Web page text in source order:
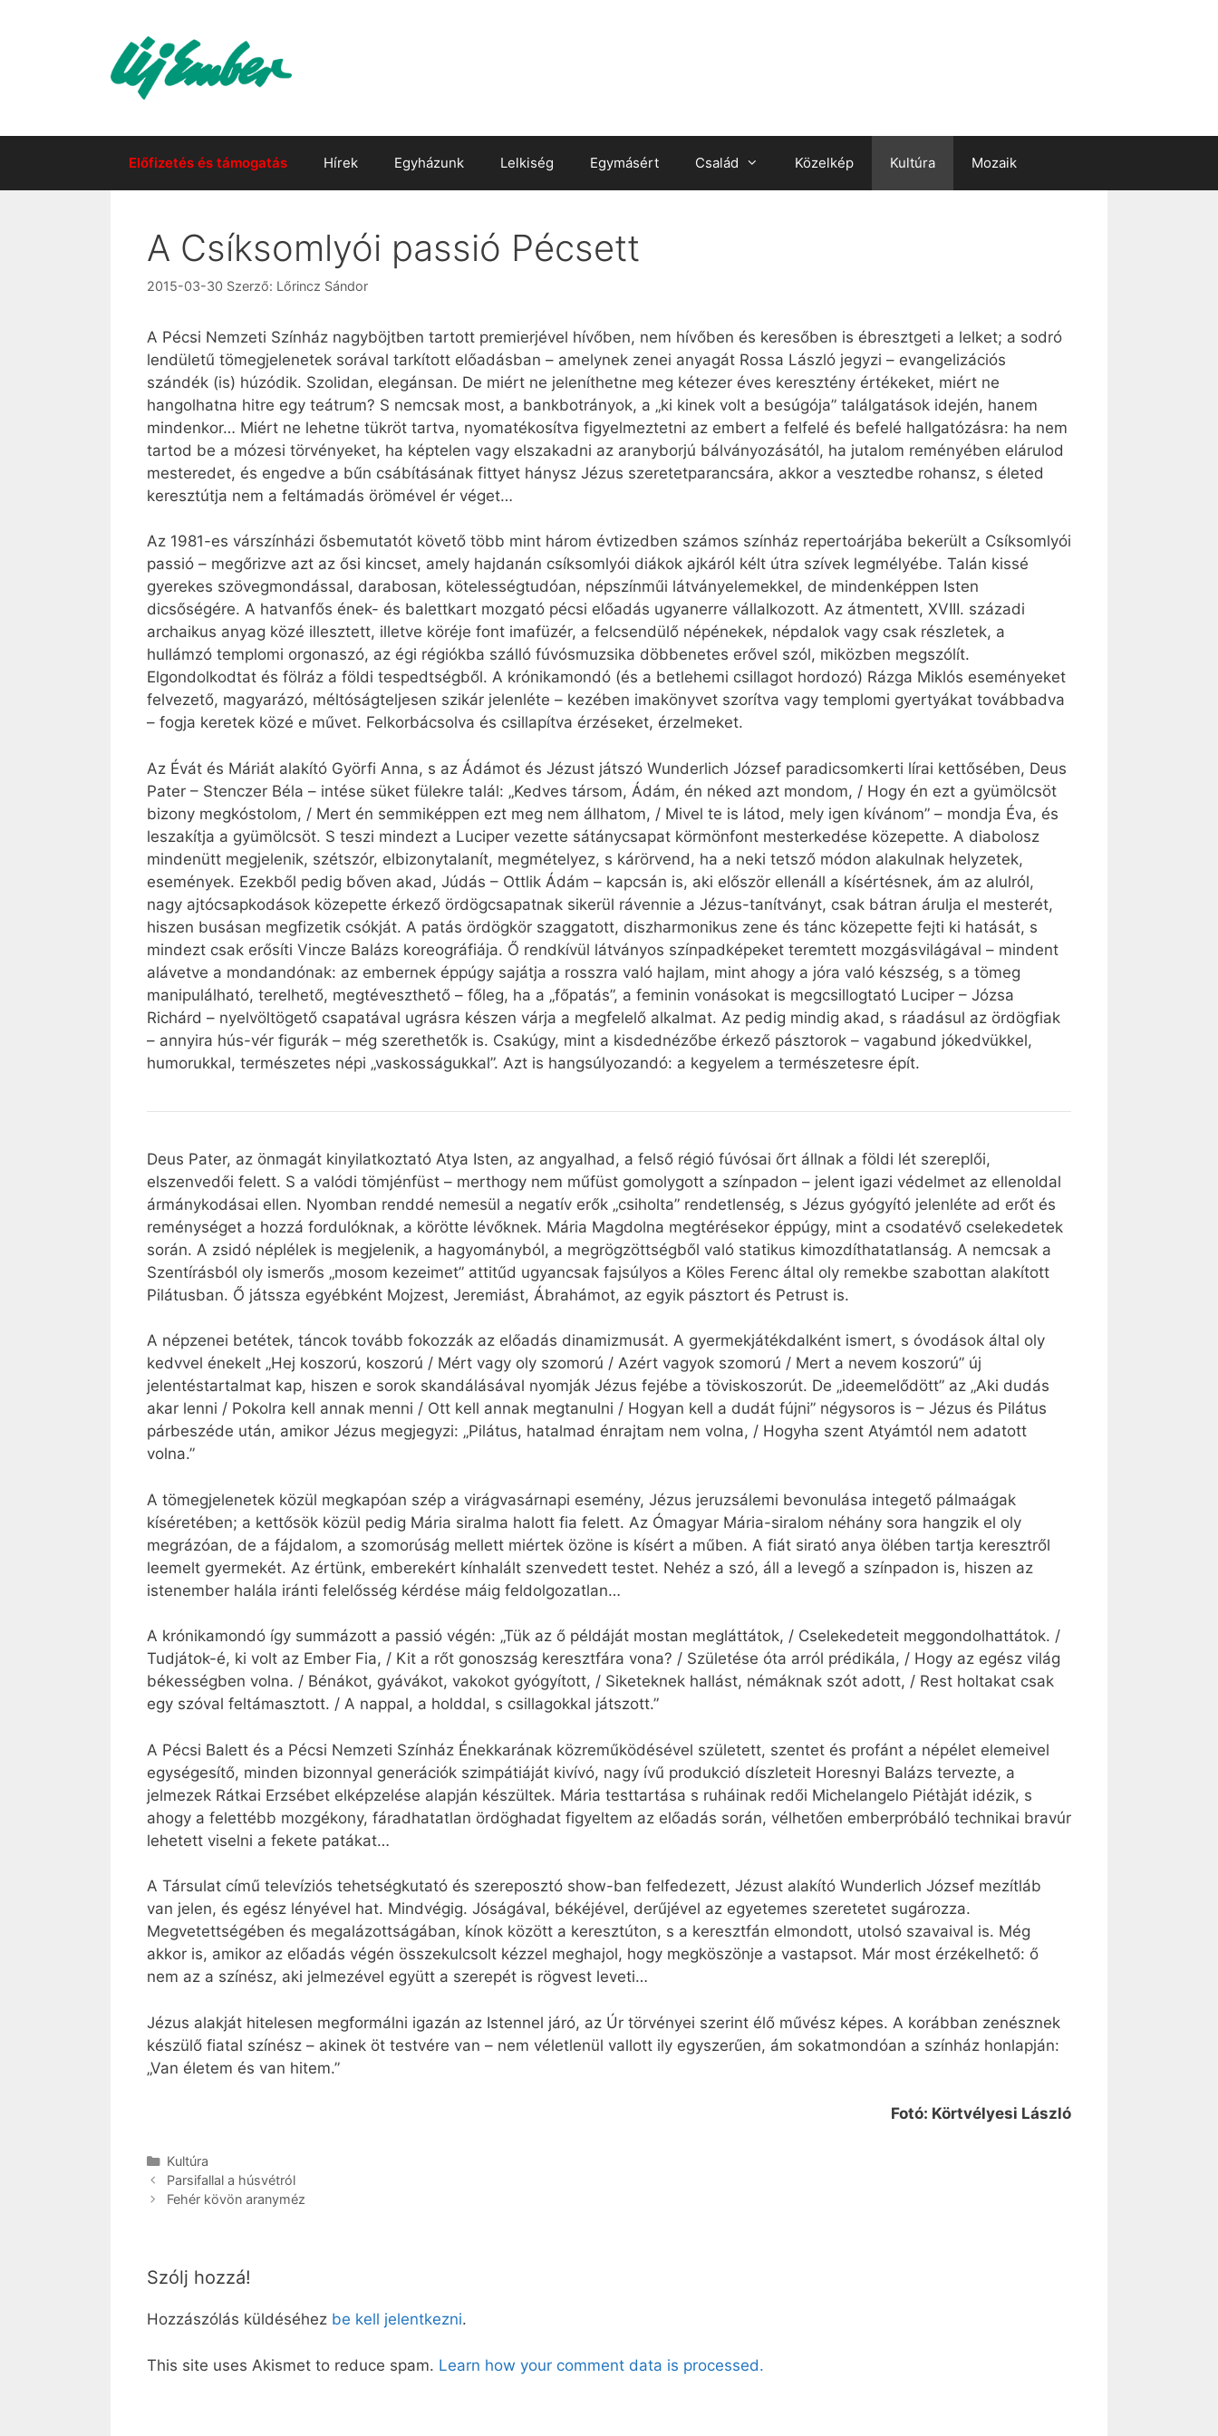
Előfizetés és támogatás Hírek Egyházunk Lelkiség Egymásért Család Közelkép Kultúra Mozaik
A Csíksomlyói passió Pécsett
2015-03-30 Szerző: Lőrincz Sándor
A Pécsi Nemzeti Színház nagyböjtben tartott premierjével hívőben, nem hívőben és keresőben is ébresztgeti a lelket; a sodró
lendületű tömegjelenetek sorával tarkított előadásban – amelynek zenei anyagát Rossa László jegyzi – evangelizációs
szándék (is) húzódik. Szolidan, elegánsan. De miért ne jeleníthetne meg kétezer éves keresztény értékeket, miért ne
hangolhatna hitre egy teátrum? S nemcsak most, a bankbotrányok, a „ki kinek volt a besúgója” találgatások idején, hanem
mindenkor… Miért ne lehetne tükröt tartva, nyomatékosítva figyelmeztetni az embert a felfelé és befelé hallgatózásra: ha nem
tartod be a mózesi törvényeket, ha képtelen vagy elszakadni az aranyborjú bálványozásától, ha jutalom reményében elárulod
mesteredet, és engedve a bűn csábításának fittyet hánysz Jézus szeretetparancsára, akkor a vesztedbe rohansz, s életed
keresztútja nem a feltámadás örömével ér véget…
Az 1981-es várszínházi ősbemutatót követő több mint három évtizedben számos színház repertoárjába bekerült a Csíksomlyói
passió – megőrizve azt az ősi kincset, amely hajdanán csíksomlyói diákok ajkáról kélt útra szívek legmélyébe. Talán kissé
gyerekes szövegmondással, darabosan, kötelességtudóan, népszínműi látványelemekkel, de mindenképpen Isten
dicsőségére. A hatvanfős ének- és balettkart mozgató pécsi előadás ugyanerre vállalkozott. Az átmentett, XVIII. századi
archaikus anyag közé illesztett, illetve köréje font imafüzér, a felcsendülő népénekek, népdalok vagy csak részletek, a
hullámzó templomi orgonaszó, az égi régiókba szálló fúvósmuzsika döbbenetes erővel szól, miközben megszólít.
Elgondolkodtat és fölráz a földi tespedtségből. A krónikamondó (és a betlehemi csillagot hordozó) Rázga Miklós eseményeket
felvezető, magyarázó, méltóságteljesen szikár jelenléte – kezében imakönyvet szorítva vagy templomi gyertyákat továbbadva
– fogja keretek közé e művet. Felkorbácsolva és csillapítva érzéseket, érzelmeket.
Az Évát és Máriát alakító Györfi Anna, s az Ádámot és Jézust játszó Wunderlich József paradicsomkerti lírai kettősében, Deus
Pater – Stenczer Béla – intése süket fülekre talál: „Kedves társom, Ádám, én néked azt mondom, / Hogy én ezt a gyümölcsöt
bizony megkóstolom, / Mert én semmiképpen ezt meg nem állhatom, / Mivel te is látod, mely igen kívánom” – mondja Éva, és
leszakítja a gyümölcsöt. S teszi mindezt a Luciper vezette sátánycsapat körmönfont mesterkedése közepette. A diabolosz
mindenütt megjelenik, szétszór, elbizonytalanít, megmételyez, s kárörvend, ha a neki tetsző módon alakulnak helyzetek,
események. Ezekből pedig bőven akad, Júdás – Ottlik Ádám – kapcsán is, aki először ellenáll a kísértésnek, ám az alulról,
nagy ajtócsapkodások közepette érkező ördögcsapatnak sikerül rávennie a Jézus-tanítványt, csak bátran árulja el mesterét,
hiszen busásan megfizetik csókját. A patás ördögkör szaggatott, diszharmonikus zene és tánc közepette fejti ki hatását, s
mindezt csak erősíti Vincze Balázs koreográfiája. Ő rendkívül látványos színpadképeket teremtett mozgásvilágával – mindent
alávetve a mondandónak: az embernek éppúgy sajátja a rosszra való hajlam, mint ahogy a jóra való készség, s a tömeg
manipulálható, terelhető, megtéveszthető – főleg, ha a „főpatás”, a feminin vonásokat is megcsillogtató Luciper – Józsa
Richárd – nyelvöltögető csapatával ugrásra készen várja a megfelelő alkalmat. Az pedig mindig akad, s ráadásul az ördögfiak
– annyira hús-vér figurák – még szerethetők is. Csakúgy, mint a kisdednézőbe érkező pásztorok – vagabund jókedvükkel,
humorukkal, természetes népi „vaskosságukkal”. Azt is hangsúlyozandó: a kegyelem a természetesre épít.
Deus Pater, az önmagát kinyilatkoztató Atya Isten, az angyalhad, a felső régió fúvósai őrt állnak a földi lét szereplői,
elszenvedői felett. S a valódi tömjénfüst – merthogy nem műfüst gomolygott a színpadon – jelent igazi védelmet az ellenoldal
ármánykodásai ellen. Nyomban renddé nemesül a negatív erők „csiholta” rendetlenség, s Jézus gyógyító jelenléte ad erőt és
reménységet a hozzá fordulóknak, a körötte lévőknek. Mária Magdolna megtérésekor éppúgy, mint a csodatévő cselekedetek
során. A zsidó néplélek is megjelenik, a hagyományból, a megrögzöttségből való statikus kimozdíthatatlanság. A nemcsak a
Szentírásból oly ismerős „mosom kezeimet” attitűd ugyancsak fajsúlyos a Köles Ferenc által oly remekbe szabottan alakított
Pilátusban. Ő játssza egyébként Mojzest, Jeremiást, Ábrahámot, az egyik pásztort és Petrust is.
A népzenei betétek, táncok tovább fokozzák az előadás dinamizmusát. A gyermekjátékdalként ismert, s óvodások által oly
kedvvel énekelt „Hej koszorú, koszorú / Mért vagy oly szomorú / Azért vagyok szomorú / Mert a nevem koszorú” új
jelentéstartalmat kap, hiszen e sorok skandálásával nyomják Jézus fejébe a töviskoszorút. De „ideemelődött” az „Aki dudás
akar lenni / Pokolra kell annak menni / Ott kell annak megtanulni / Hogyan kell a dudát fújni” négysoros is – Jézus és Pilátus
párbeszéde után, amikor Jézus megjegyzi: „Pilátus, hatalmad énrajtam nem volna, / Hogyha szent Atyámtól nem adatott
volna.”
A tömegjelenetek közül megkapóan szép a virágvasárnapi esemény, Jézus jeruzsálemi bevonulása integető pálmaágak
kíséretében; a kettősök közül pedig Mária siralma halott fia felett. Az Ómagyar Mária-siralom néhány sora hangzik el oly
megrázóan, de a fájdalom, a szomorúság mellett miértek özöne is kísért a műben. A fiát sirató anya ölében tartja keresztről
leemelt gyermekét. Az értünk, emberekért kínhalált szenvedett testet. Nehéz a szó, áll a levegő a színpadon is, hiszen az
istenember halála iránti felelősség kérdése máig feldolgozatlan…
A krónikamondó így summázott a passió végén: „Tük az ő példáját mostan megláttátok, / Cselekedeteit meggondolhattátok. /
Tudjátok-é, ki volt az Ember Fia, / Kit a rőt gonoszság keresztfára vona? / Születése óta arról prédikála, / Hogy az egész világ
békességben volna. / Bénákot, gyávákot, vakokot gyógyított, / Siketeknek hallást, némáknak szót adott, / Rest holtakat csak
egy szóval feltámasztott. / A nappal, a holddal, s csillagokkal játszott.”
A Pécsi Balett és a Pécsi Nemzeti Színház Énekkarának közreműködésével született, szentet és profánt a népélet elemeivel
egységesítő, minden bizonnyal generációk szimpátiáját kivívó, nagy ívű produkció díszleteit Horesnyi Balázs tervezte, a
jelmezek Rátkai Erzsébet elképzelése alapján készültek. Mária testtartása s ruháinak redői Michelangelo Piétàját idézik, s
ahogy a felettébb mozgékony, fáradhatatlan ördöghadat figyeltem az előadás során, vélhetően emberpróbáló technikai bravúr
lehetett viselni a fekete patákat…
A Társulat című televíziós tehetségkutató és szereposztó show-ban felfedezett, Jézust alakító Wunderlich József mezítláb
van jelen, és egész lényével hat. Mindvégig. Jóságával, békéjével, derűjével az egyetemes szeretetet sugározza.
Megvetettségében és megalázottságában, kínok között a keresztúton, s a keresztfán elmondott, utolsó szavaival is. Még
akkor is, amikor az előadás végén összekulcsolt kézzel meghajol, hogy megköszönje a vastapsot. Már most érzékelhető: ő
nem az a színész, aki jelmezével együtt a szerepét is rögvest leveti…
Jézus alakját hitelesen megformálni igazán az Istennel járó, az Úr törvényei szerint élő művész képes. A korábban zenésznek
készülő fiatal színész – akinek öt testvére van – nem véletlenül vallott ily egyszerűen, ám sokatmondóan a színház honlapján:
„Van életem és van hitem.”
Fotó: Körtvélyesi László
Kategória
Kultúra
Parsifallal a húsvétról
Fehér kövön aranyméz
Szólj hozzá!
Hozzászólás küldéséhez be kell jelentkezni.
This site uses Akismet to reduce spam. Learn how your comment data is processed.